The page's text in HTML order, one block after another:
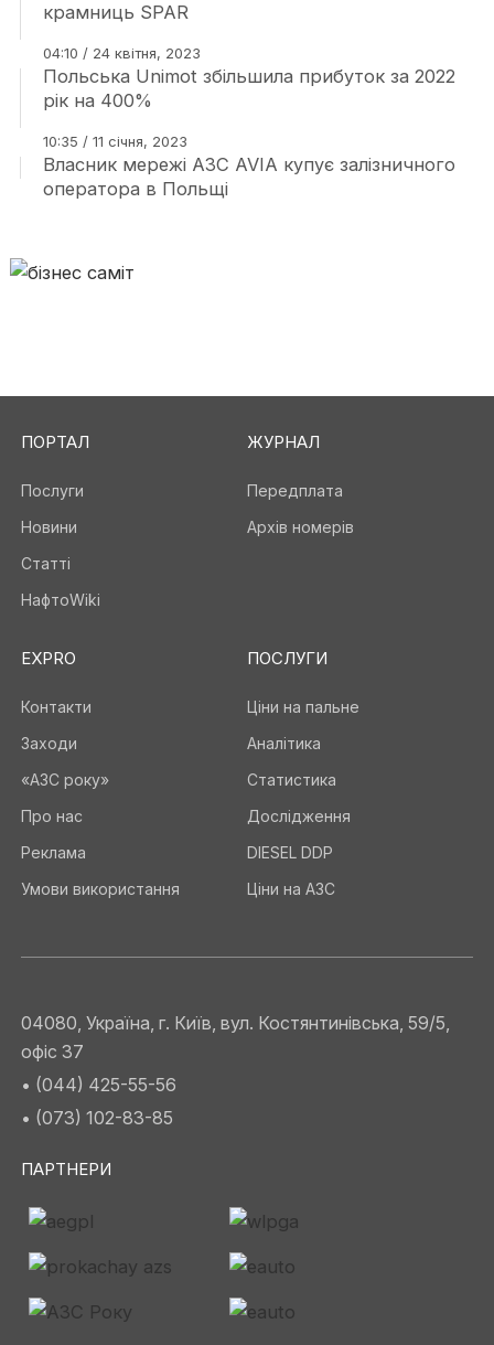
крамниць SPAR
04:10 / 24 квітня, 2023
Польська Unimot збільшила прибуток за 2022
рік на 400%
10:35 / 11 січня, 2023
Власник мережі АЗС AVIA купує залізничного
оператора в Польщі
ПОРТАЛ
Послуги
Новини
Статті
НафтоWiki
ЖУРНАЛ
Передплата
Архів номерів
EXPRO
Контакти
Заходи
«АЗС року»
Про нас
Реклама
Умови використання
ПОСЛУГИ
Ціни на пальне
Аналітика
Статистика
Дослідження
DIESEL DDP
Ціни на АЗС
04080, Україна, г. Київ, вул. Костянтинівська, 59/5,
офіс 37
• (044) 425-55-56
• (073) 102-83-85
ПАРТНЕРИ